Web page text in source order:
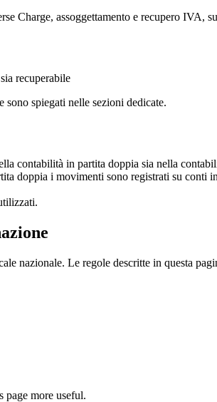
Charge, assoggettamento e recupero IVA,
recuperabile
spiegati nelle sezioni dedicate.
contabilità in partita doppia sia nella
doppia i movimenti sono registrati su
nazionale. Le regole descritte in questa
page more useful.